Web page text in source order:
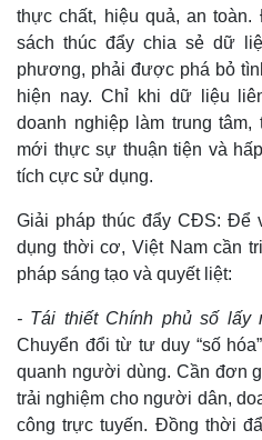
Thể thao
Bóng đá
Lịch thi đấu bóng đá
Thế giới thể thao
eSports
Hậu trường
thực chất, hiệu quả, an
sách thúc đẩy chia sẻ dữ
phương, phải được phá bỏ
hiện nay. Chỉ khi dữ liệu
doanh nghiệp làm trung
mới thực sự thuận tiện và
tích cực sử dụng.
Giải pháp thúc đẩy CĐS: Để
dụng thời cơ, Việt Nam cần
pháp sáng tạo và quyết liệt:
- Tái thiết Chính phủ số lấy
Chuyển đổi từ tư duy “số
quanh người dùng. Cần đơn
trải nghiệm cho người dân,
công trực tuyến. Đồng thời